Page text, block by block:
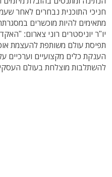
חניכי התוכנית נבחרים לאחר
מתאימים להיות מוכשרים
יו"ר יוניסטרים רוני צארום:
תפיסת עולם משותפת להעצמת
הענקת כלים מקצועיים וערכיים
להשתלבות מוצלחת בעולם